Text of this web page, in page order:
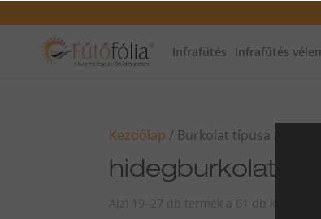
Infrafűtés Infrafűtés
Kezdőlap / Burkolat típusa termék /
hidegburkolat
A(z) 19–27 db termék a 61 db közül